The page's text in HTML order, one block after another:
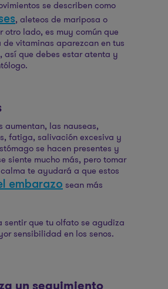
ya comenzaron a
deberás cortarlas
apenas nazca
del tamaño de un
mide entre 10,8 y 11,6
80 gramos. En este
increíble comienza a
ese pequeñito puede
que háblale, cántale y
Esto ayudará a
a fomentar ese vínculo
uñitas ya comenzaron a
deberás cortarlas
se describen como
, aleteos de mariposa o
otro lado, es muy común que
vitaminas aparezcan en tus
así que debes estar atenta y
aumentan, las nauseas,
fatiga, salivación excesiva y
se hacen presentes y
siente mucho más, pero tomar
te ayudará a que estos
embarazo sean más
sentir que tu olfato se agudiza
sensibilidad en los senos.
un seguimiento